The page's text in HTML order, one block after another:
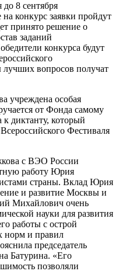
8 сентября
конкурс заявки пройдут
принято решение о
заданий
конкурса будут
лучших вопросов получат
учреждена особая
от Фонда самому
диктанту, который
Фестиваля
с ВЭО России
работу Юрия
страны. Вклад Юрия
и развитие Москвы и
Михайлович очень
науки для развития
работы с острой
норм и правил
председатель
Батурина. «Его
позволяли